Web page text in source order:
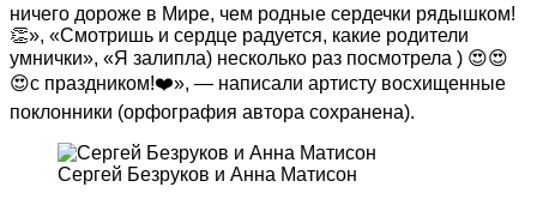
ничего дороже в Мире, чем родные сердечки рядышком!
👏», «Смотришь и сердце радуется, какие родители
умнички», «Я залипла) несколько раз посмотрела ) 😍😍
😍с праздником!❤️», — написали артисту восхищенные
поклонники (орфография автора сохранена).
Сергей Безруков и Анна Матисон